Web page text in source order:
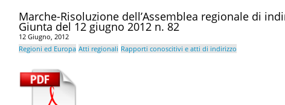
Marche-Risoluzione dell’Assemblea regionale di
Giunta del 12 giugno 2012 n. 82
12 Giugno, 2012
Regioni ed Europa Atti regionali Rapporti conoscitivi e atti di indirizzo